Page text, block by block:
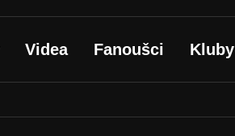
Videa Fanoušci Kluby